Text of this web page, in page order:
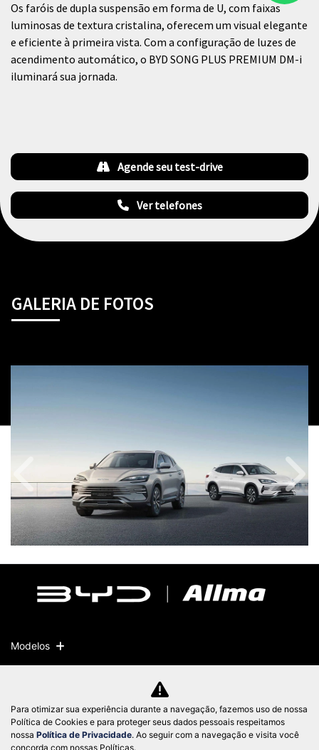
Os faróis de dupla suspensão em forma de U, com faixas
luminosas de textura cristalina, oferecem um visual elegante
e eficiente à primeira vista. Com a configuração de luzes de
acendimento automático, o BYD SONG PLUS PREMIUM DM-i
iluminará sua jornada.
Ver telefones
Agende seu test-drive
GALERIA DE FOTOS
Anterior
Modelos
Política de privacidade
Para otimizar sua experiência durante a navegação, fazemos uso de nossa
Política de Cookies e para proteger seus dados pessoais respeitamos
nossa Política de Privacidade. Ao seguir com a navegação e visita você
concorda com nossas Políticas.